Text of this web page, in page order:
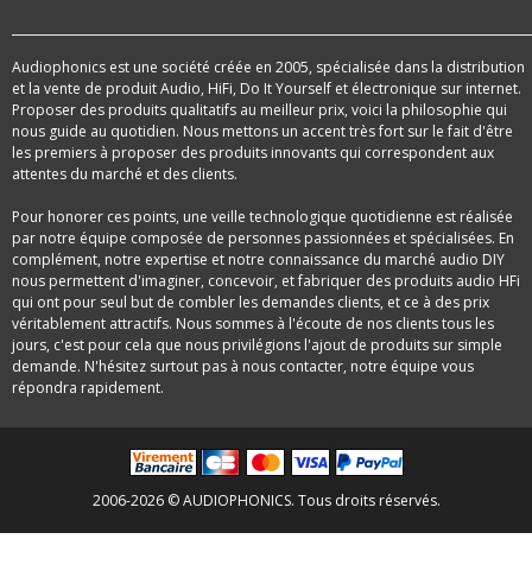
Audiophonics est une société créée en 2005, spécialisée dans la distribution
et la vente de produit Audio, HiFi, Do It Yourself et électronique sur internet.
Proposer des produits qualitatifs au meilleur prix, voici la philosophie qui
nous guide au quotidien. Nous mettons un accent très fort sur le fait d'être
les premiers à proposer des produits innovants qui correspondent aux
attentes du marché et des clients.
Pour honorer ces points, une veille technologique quotidienne est réalisée
par notre équipe composée de personnes passionnées et spécialisées. En
complément, notre expertise et notre connaissance du marché audio DIY
nous permettent d'imaginer, concevoir, et fabriquer des produits audio HFi
qui ont pour seul but de combler les demandes clients, et ce à des prix
véritablement attractifs. Nous sommes à l'écoute de nos clients tous les
jours, c'est pour cela que nous privilégions l'ajout de produits sur simple
demande. N'hésitez surtout pas à nous contacter, notre équipe vous
répondra rapidement.
2006-2026 © AUDIOPHONICS. Tous droits réservés.